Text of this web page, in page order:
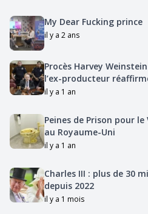
My Dear Fucking prince
il y a 2 ans
Procès Harvey
l’ex-producteur
il y a 1 an
Peines de Prison pour
au Royaume-Uni
il y a 1 an
Charles III : plus de 30
depuis 2022
il y a 1 mois